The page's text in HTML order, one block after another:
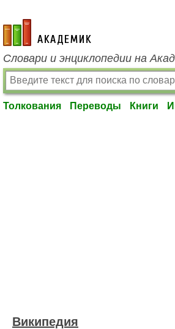
academic.ru
Словари и энциклопедии на
Толкования Переводы Книги
Википедия